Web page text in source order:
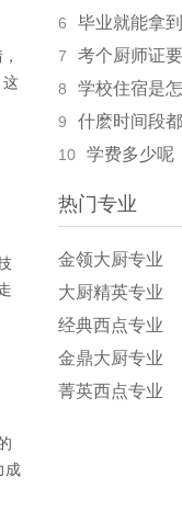
这
成
6 毕业就能拿
7 考个厨师证
8 学校住宿是
9 什麽时间段
10 学费多少呢
热门专业
金领大厨专业
大厨精英专业
经典西点专业
金鼎大厨专业
菁英西点专业